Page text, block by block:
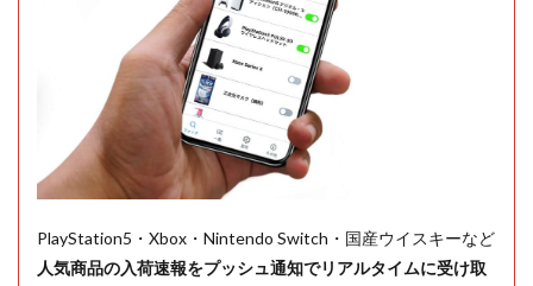
PlayStation5・Xbox・Nintendo Switch・国産ウイスキーなど
人気商品の入荷速報をプッシュ通知でリアルタイムに受け取